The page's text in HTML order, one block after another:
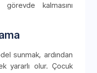
kalmasını
sunmak, ardından
yararlı olur. Çocuk